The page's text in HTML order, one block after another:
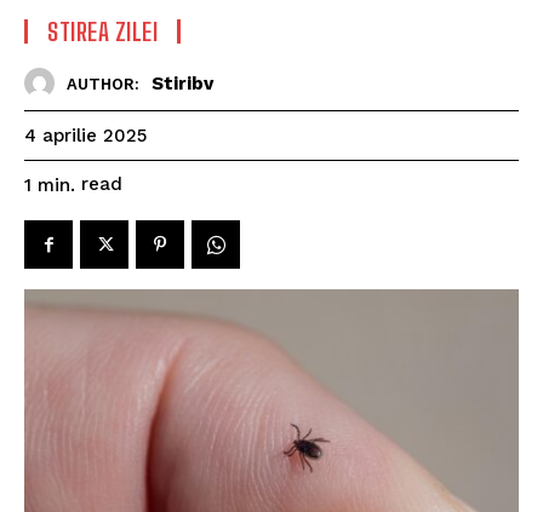
STIREA ZILEI
AUTHOR: Stiribv
4 aprilie 2025
1 min. read